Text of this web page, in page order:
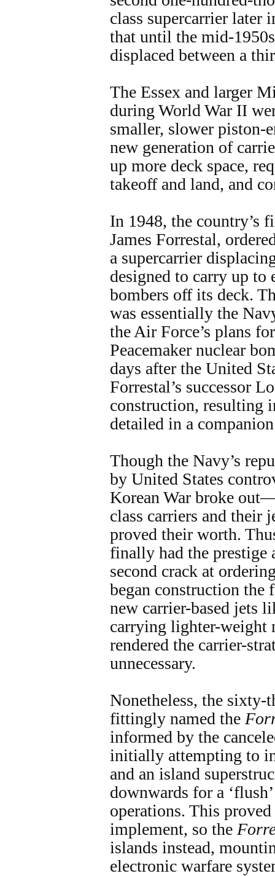
class supercarrier later
that until the mid-
displaced between a
The Essex and larger
during World War II
smaller, slower piston-
new generation of
up more deck space,
takeoff and land, and
In 1948, the country’s
James Forrestal,
a supercarrier
designed to carry up to
bombers off its deck.
was essentially the
the Air Force’s plans
Peacemaker nuclear
days after the United
Forrestal’s successor
construction, resulting
detailed in a
Though the Navy’s
by United States
Korean War broke
class carriers and their
proved their worth.
finally had the prestige
second crack at
began construction
new carrier-based jets
carrying lighter-weight
rendered the carrier-
unnecessary.
Nonetheless, the sixty-
fittingly named the
informed by the
initially attempting to
and an island
downwards for a
operations. This
implement, so the
islands instead,
electronic warfare